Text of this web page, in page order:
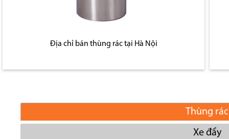
Địa chỉ bán thùng rác tại Hà Nội
Thùng rác
Xe đẩy